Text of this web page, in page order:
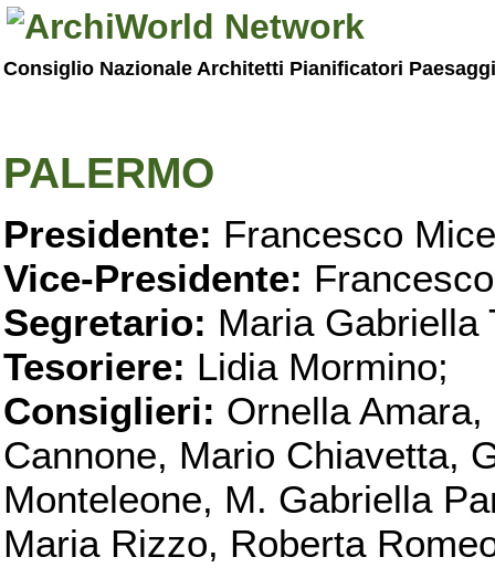
Consiglio Nazionale Architetti Pianificatori
PALERMO
Presidente: Francesco
Vice-Presidente:
Segretario: Maria Gabriella
Tesoriere: Lidia Mormino;
Consiglieri: Ornella
Cannone, Mario Chiavetta,
Monteleone, M. Gabriella
Maria Rizzo, Roberta